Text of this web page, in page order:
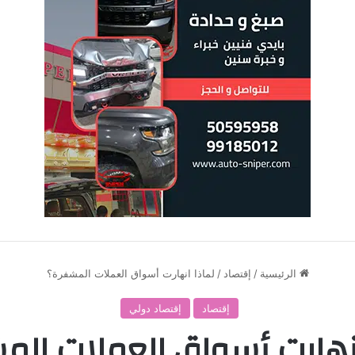
الرئيسية / إقتصاد / لماذا انهارت أسواق العملات المشفرة؟
إقتصاد إقتصاد دولي